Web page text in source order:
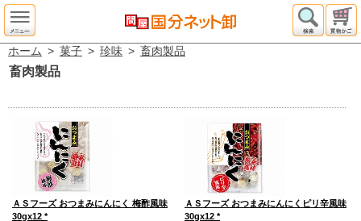
ホーム > 菓子 > 珍味 > 畜肉製品
畜肉製品
ＡＳフーズ おつまみにんにく 梅酢風味
30gx12 *
ＡＳフーズ おつまみにんにくピリ辛風味
30gx12 *